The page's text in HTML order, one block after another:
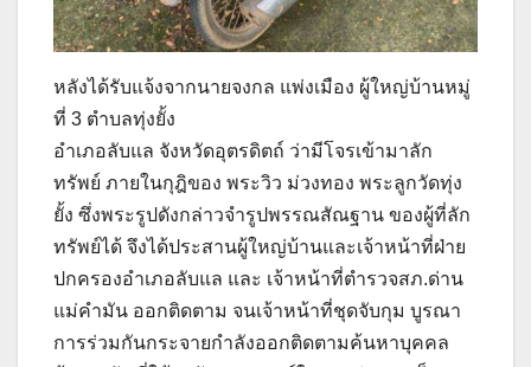
หลังได้รับแจ้งจากนายจงกล แพ่งเมือง ผู้ใหญ่บ้านหมู่
ที่ 3 ตำบลทุ่งยั้ง
อำเภอลับแล จังหวัดอุตรดิตถ์ ว่ามีโจรเข้ามาลัก
ทรัพย์ ภายในกุฎิของ พระวิว ม่วงทอง พระลูกวัดทุ่ง
ยั้ง ซึ่งพระรูปดังกล่าวจำรูปพรรณสัณฐาน ของผู้ที่ลัก
ทรัพย์ได้ จึงได้ประสานผู้ใหญ่บ้านและเจ้าหน้าที่ฝ่าย
ปกครองอำเภอลับแล และ เจ้าหน้าที่ตำรวจสภ.ด่าน
แม่คำมัน ออกติดตาม จนเจ้าหน้าที่ชุดจับกุม บูรณา
การร่วมกันกระจายกำลังออกติดตามค้นหาบุคคล